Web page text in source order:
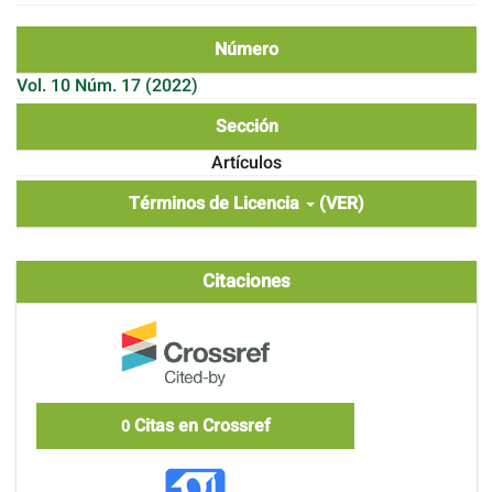
Número
Vol. 10 Núm. 17 (2022)
Sección
Artículos
Términos de Licencia
(VER)
Citaciones
0Citas en Crossref